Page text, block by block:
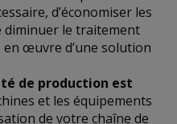
d’économiser les
diminuer le traitement
en œuvre d’une solution
de production est
et les équipements
de votre chaîne de